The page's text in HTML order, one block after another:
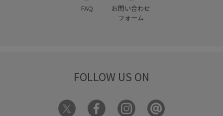
FAQ
お問い合わせ
フォーム
FOLLOW US ON